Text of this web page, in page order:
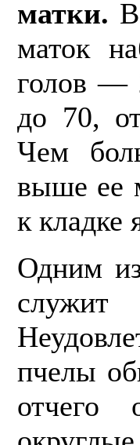
матки.
маток
голов
до 70,
Чем
выше ее
к кла­дке
Одним
пчелы
отчего